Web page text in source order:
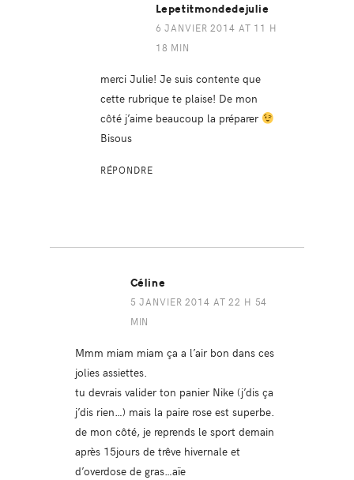
Lepetitmondedejulie
6 JANVIER 2014 AT 11 H
18 MIN
merci Julie! Je suis contente que
cette rubrique te plaise! De mon
côté j’aime beaucoup la préparer
Bisous
RÉPONDRE
Céline
5 JANVIER 2014 AT 22 H 54
MIN
Mmm miam miam ça a l’air bon dans ces
jolies assiettes.
tu devrais valider ton panier Nike (j’dis ça
j’dis rien…) mais la paire rose est superbe.
de mon côté, je reprends le sport demain
après 15jours de trêve hivernale et
d’overdose de gras…aïe